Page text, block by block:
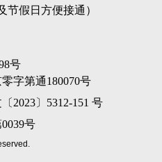
节假日方便接通）
号
字第通180070号
2023〕5312-151 号
号